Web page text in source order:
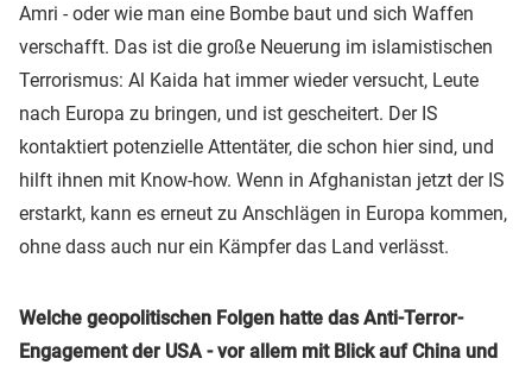
Amri - oder wie man eine Bombe baut und sich Waffen
verschafft. Das ist die große Neuerung im islamistischen
Terrorismus: Al Kaida hat immer wieder versucht, Leute
nach Europa zu bringen, und ist gescheitert. Der IS
kontaktiert potenzielle Attentäter, die schon hier sind, und
hilft ihnen mit Know-how. Wenn in Afghanistan jetzt der IS
erstarkt, kann es erneut zu Anschlägen in Europa kommen,
ohne dass auch nur ein Kämpfer das Land verlässt.
Welche geopolitischen Folgen hatte das Anti-Terror-
Engagement der USA - vor allem mit Blick auf China und